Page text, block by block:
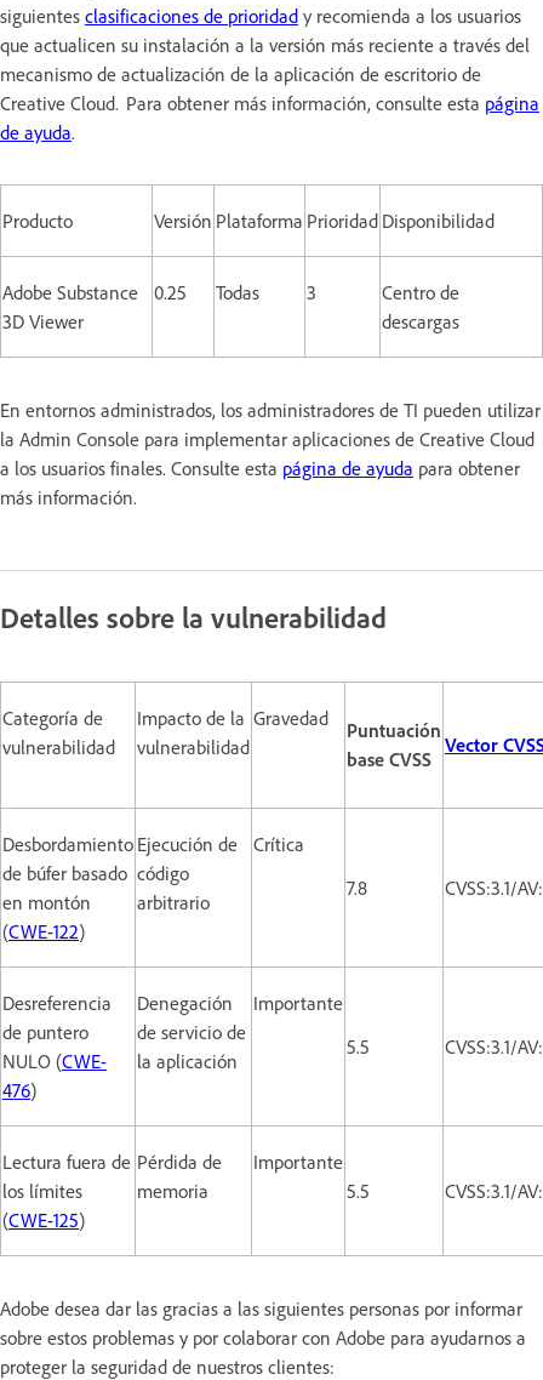
siguientes clasificaciones de prioridad y recomienda a los usuarios
que actualicen su instalación a la versión más reciente a través del
mecanismo de actualización de la aplicación de escritorio de
Creative Cloud. Para obtener más información, consulte esta página
de ayuda.
Producto Versión Plataforma Prioridad Disponibilidad
Adobe Substance
3D Viewer
0.25 Todas 3
Centro de
descargas
En entornos administrados, los administradores de TI pueden utilizar
la Admin Console para implementar aplicaciones de Creative Cloud
a los usuarios finales. Consulte esta página de ayuda para obtener
más información.
Detalles sobre la vulnerabilidad
Categoría de
vulnerabilidad
Impacto de la
vulnerabilidad
Gravedad
Puntuación
base CVSS
Vector
Desbordamiento
de búfer basado
en montón
(CWE-122)
Ejecución de
código
arbitrario
Crítica
7.8
CVSS:3.1/
Desreferencia
de puntero
NULO (CWE-
476)
Denegación
de servicio de
la aplicación
Importante
5.5
CVSS:3.1/
Lectura fuera de
los límites
(CWE-125)
Pérdida de
memoria
Importante
5.5
CVSS:3.1/
Adobe desea dar las gracias a las siguientes personas por informar
sobre estos problemas y por colaborar con Adobe para ayudarnos a
proteger la seguridad de nuestros clientes: